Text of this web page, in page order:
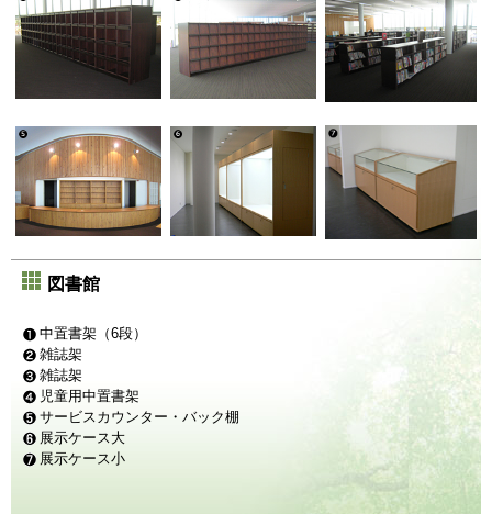
図書館
中置書架（6段）
雑誌架
雑誌架
児童用中置書架
サービスカウンター・バック棚
展示ケース大
展示ケース小